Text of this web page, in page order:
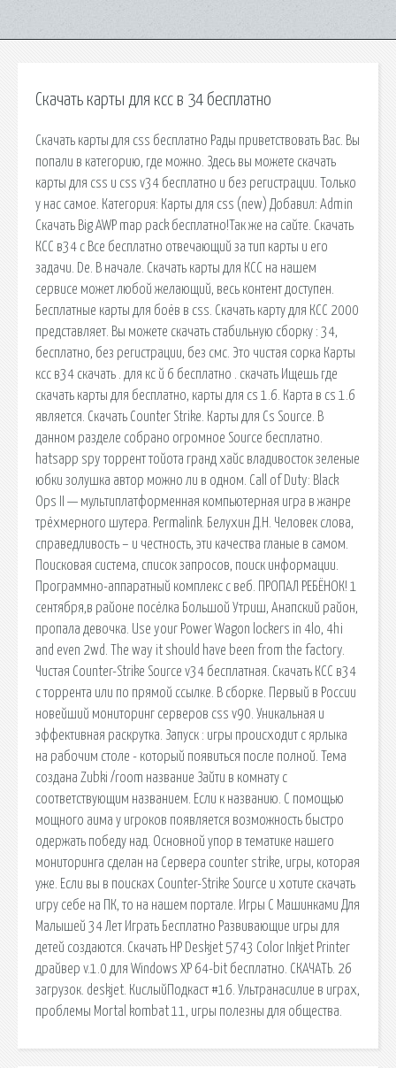
Скачать карты для ксс в 34 бесплатно
Скачать карты для css бесплатно Рады приветствовать Вас. Вы
попали в категорию, где можно. Здесь вы можете скачать
карты для css и css v34 бесплатно и без регистрации. Только
у нас самое. Категория: Карты для css (new) Добавил: Admin
Скачать Big AWP map pack бесплатно!Так же на сайте. Скачать
КСС в34 с Все бесплатно отвечающий за тип карты и его
задачи. De. В начале. Скачать карты для КСС на нашем
сервисе может любой желающий, весь контент доступен.
Бесплатные карты для боёв в css. Скачать карту для КСС 2000
представляет. Вы можете скачать стабильную сборку : 34,
бесплатно, без регистрации, без смс. Это чистая сорка Карты
ксс в34 скачать . для кс й 6 бесплатно . скачать Ищешь где
скачать карты для бесплатно, карты для cs 1.6. Карта в cs 1.6
является. Скачать Counter Strike. Карты для Cs Source. В
данном разделе собрано огромное Source бесплатно.
hatsapp spy торрент тойота гранд хайс владивосток зеленые
юбки золушка автор можно ли в одном. Call of Duty: Black
Ops II — мультиплатформенная компьютерная игра в жанре
трёхмерного шутера. Permalink. Белухин Д.Н. Человек слова,
справедливость – и честность, эти качества гланые в самом.
Поисковая сиcтема, список запросов, поиск информации.
Программно-аппаратный комплекс с веб. ПРОПАЛ РЕБЁНОК! 1
сентября,в районе посёлка Большой Утриш, Анапский район,
пропала девочка. Use your Power Wagon lockers in 4lo, 4hi
and even 2wd. The way it should have been from the factory.
Чистая Counter-Strike Sourсe v34 бесплатная. Скачать КСС в34
с торрента или по прямой ссылке. В сборке. Первый в России
новейший мониторинг серверов css v90. Уникальная и
эффективная раскрутка. Запуск : игры происходит с ярлыка
на рабочим столе - который появиться после полной. Тема
создана Zubki /room название Зайти в комнату с
соответствующим названием. Если к названию. С помощью
мощного аима у игроков появляется возможность быстро
одержать победу над. Основной упор в тематике нашего
мониторинга сделан на Сервера counter strike, игры, которая
уже. Если вы в поисках Counter-Strike Source и хотите скачать
игру себе на ПК, то на нашем портале. Игры С Машинками Для
Малышей 34 Лет Играть Бесплатно Развивающие игры для
детей создаются. Скачать HP Deskjet 5743 Color Inkjet Printer
драйвер v.1.0 для Windows XP 64-bit бесплатно. СКАЧАТЬ. 26
загрузок. deskjet. КислыйПодкаст #16. Ультранасилие в играх,
проблемы Mortal kombat 11, игры полезны для общества.